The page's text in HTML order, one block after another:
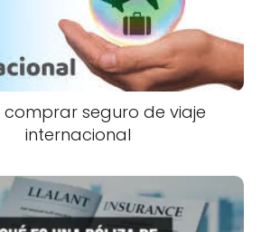
seguro de viaje
internacional